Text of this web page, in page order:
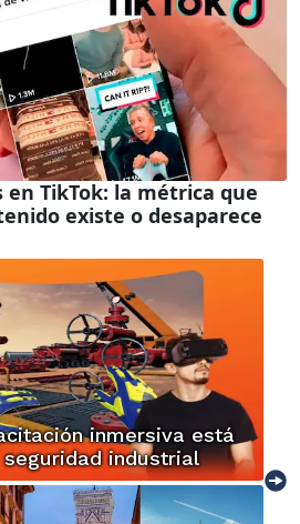
en TikTok: la métrica que
existe o desaparece
inmersiva está
industrial